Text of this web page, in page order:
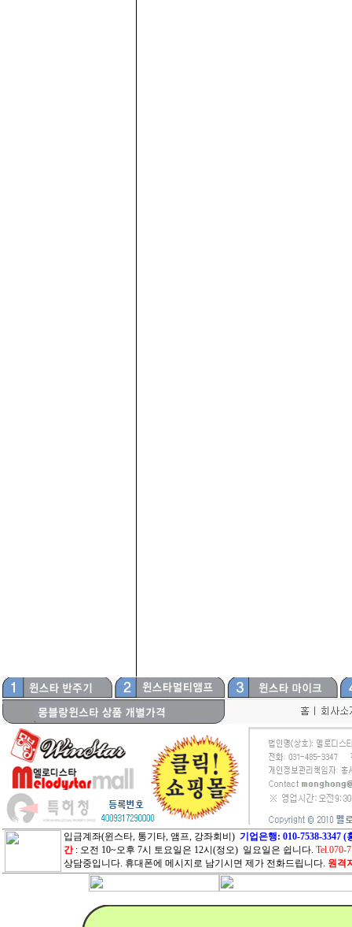
입금계좌(윈스타, 통기타, 앰프, 강좌회비) 기업은행: 010-7538-3347
간 : 오전 10~오후 7시 토요일은 12시(정오) 일요일은 쉽니다. Tel.070-
상담중입니다. 휴대폰에 메시지로 남기시면 제가 전화드립니다. 원격